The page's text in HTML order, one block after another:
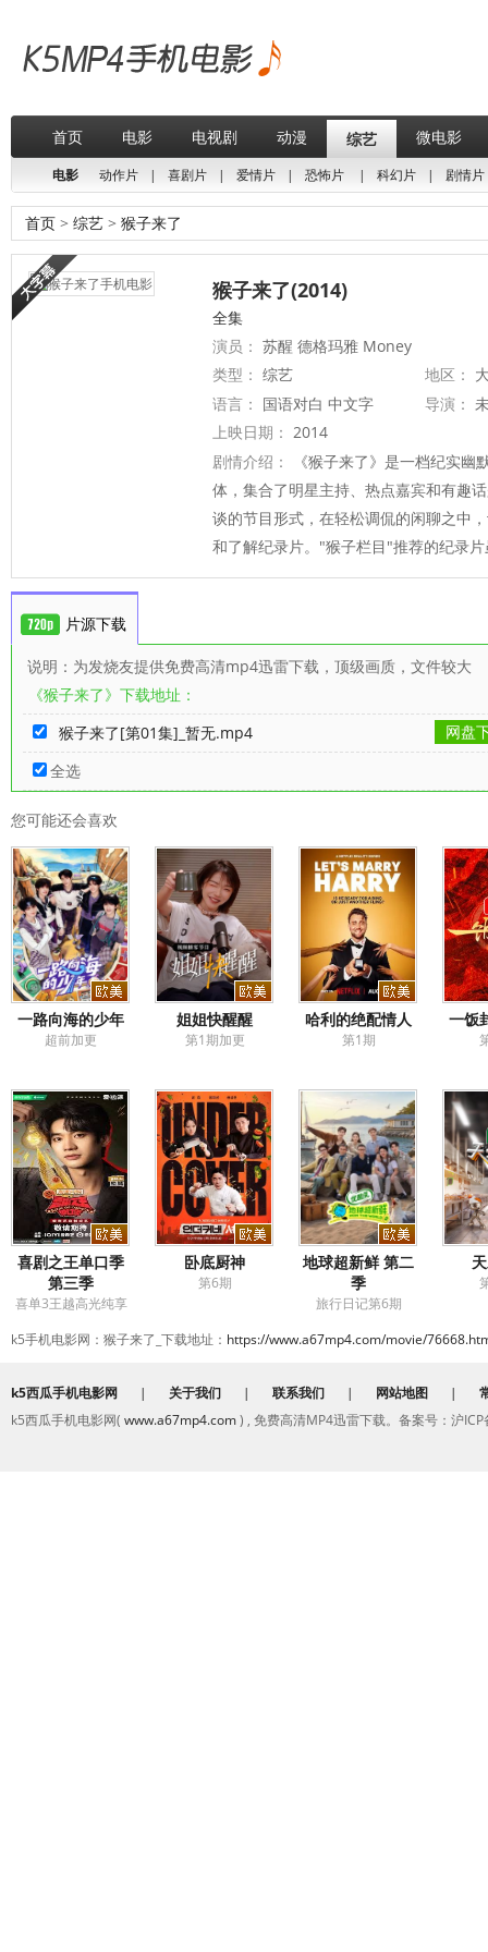
首页 电影 电视剧 动漫 综艺 微电影
电影 动作片 | 喜剧片 | 爱情片 | 恐怖片 | 科幻片 | 剧情片
首页 > 综艺 > 猴子来了
猴子来了(2014)
全集
演员： 苏醒 德格玛雅 Money
类型： 综艺 地区：
语言： 国语对白 中文字 导演：
上映日期： 2014
剧情介绍：
《猴子来了》是一档纪实幽
体，集合了明星主持、热点嘉宾和有趣
谈的节目形式，在轻松调侃的闲聊之中
和了解纪录片。"猴子栏目"推荐的纪录
片源下载
说明：为发烧友提供免费高清mp4迅雷下载，顶级画质，文件较大
《猴子来了》下载地址：
猴子来了[第01集]_暂无.mp4
网盘
全选
您可能还会喜欢
一路向海的少年
超前加更
姐姐快醒醒
第1期加更
哈利的绝配情人
第1期
一饭
喜剧之王单口季
第三季
喜单3王越高光纯享
卧底厨神
第6期
地球超新鲜 第二
季
旅行日记第6期
k5手机电影网：猴子来了_下载地址： https://www.a67mp4.com/movie/
k5西瓜手机电影网 | 关于我们 | 联系我们 | 网站地图 |
k5西瓜手机电影网( www.a67mp4.com) , 免费高清MP4迅雷下载。备案号：沪